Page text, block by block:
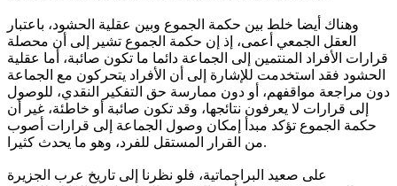
وهناك أيضا خلط بين حكمة الجموع وبين عقلية الحشود، باعتبار
العقل الجمعي أعمى، إذ إن حكمة الجموع تشير إلى أن محصلة
قرارات الأفراد المنتمين إلى الجماعة دائما ما تكون صائبة، أما عقلية
الحشود فقد استخدمت للإشارة إلى أن الأفراد يتحركون مع الجماعة
دون مراجعة مواقفهم، أو دون ممارسة حق التفكير النقدي، للوصول
إلى قرارات لا يعرفون نتائجها، وقد تكون صائبة أو خاطئة، غير أن
حكمة الجموع تؤكد مبدأ إمكان وصول الجماعة إلى قرارات أصوب
من القرار المستقل للفرد، وهو ما يحدث كثيرا.
على صعيد البراجماتية، فلو نظرنا إلى تاريخ عرب الجزيرة